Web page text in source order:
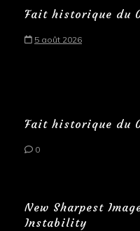
Fait historique du
5 août 2026
Fait historique du
0
New Sharpest
Instability